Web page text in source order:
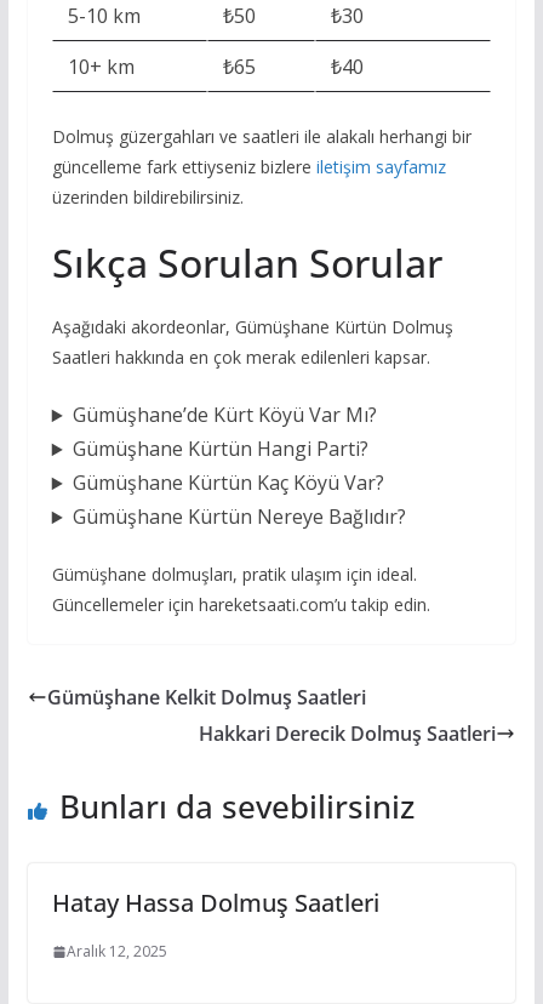
5-10 km ₺50
₺30
10+ km
₺65 ₺40
Dolmuş güzergahları ve saatleri ile alakalı herhangi bir
güncelleme fark ettiyseniz bizlere iletişim sayfamız
üzerinden bildirebilirsiniz.
Sıkça Sorulan Sorular
Aşağıdaki akordeonlar, Gümüşhane Kürtün Dolmuş
Saatleri hakkında en çok merak edilenleri kapsar.
Gümüşhane’de Kürt Köyü Var Mı?
Gümüşhane Kürtün Hangi Parti?
Gümüşhane Kürtün Kaç Köyü Var?
Gümüşhane Kürtün Nereye Bağlıdır?
Gümüşhane dolmuşları, pratik ulaşım için ideal.
Güncellemeler için hareketsaati.com’u takip edin.
Gümüşhane Kelkit Dolmuş Saatleri
Hakkari Derecik Dolmuş Saatleri
Bunları da sevebilirsiniz
Hatay Hassa Dolmuş Saatleri
Aralık 12, 2025